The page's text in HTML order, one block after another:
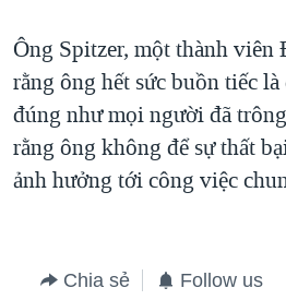
QUAN HỆ VIỆT MỸ
Ông Spitzer, một thành
rằng ông hết sức buồn tiếc
đúng như mọi người đã
rằng ông không để sự thất
ảnh hưởng tới công việc
Chia sẻ Follow us